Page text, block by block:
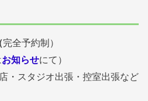
完全予約制）
お知らせにて）
・スタジオ出張・控室出張など